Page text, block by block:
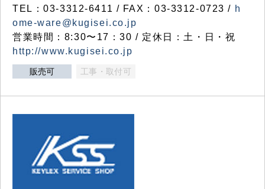
TEL：03-3312-6411 / FAX：03-3312-0723 / h
ome-ware@kugisei.co.jp
営業時間：8:30〜17：30 / 定休日：土・日・祝
http://www.kugisei.co.jp
販売可 工事・取付可